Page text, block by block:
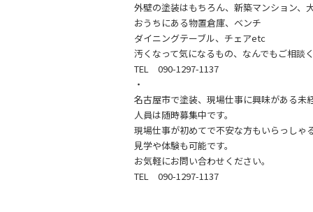
外壁の塗装はもちろん、新築マンション、
おうちにある物置倉庫、ベンチ
ダイニングテーブル、チェアetc
汚くなって気になるもの、なんでもご相談
TEL 090-1297-1137
・
名古屋市で塗装、現場仕事に興味がある未
人員は随時募集中です。
現場仕事が初めてで不安な方もいらっしゃ
見学や体験も可能です。
お気軽にお問い合わせください。
TEL 090-1297-1137